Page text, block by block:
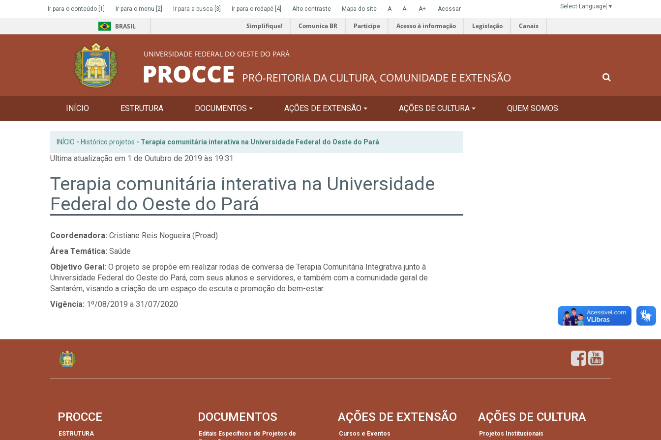
Ir para o conteúdo [1] Ir para o menu [2] Ir para a busca [3] Ir para o rodapé [4] Alto contraste Mapa do site A A- A+ Acessar Select Language ▼
BRASIL Simplifique! Comunica BR Participe Acesso à informação Legislação Canais
UNIVERSIDADE FEDERAL DO OESTE DO PARÁ
PROCCE PRÓ-REITORIA DA CULTURA, COMUNIDADE E EXTENSÃO
INÍCIO ESTRUTURA DOCUMENTOS AÇÕES DE EXTENSÃO AÇÕES DE CULTURA QUEM SOMOS
INÍCIO - Histórico projetos - Terapia comunitária interativa na Universidade Federal do Oeste do Pará
Ultima atualização em 1 de Outubro de 2019 às 19:31
Terapia comunitária interativa na Universidade
Federal do Oeste do Pará
Coordenadora: Cristiane Reis Nogueira (Proad)
Área Temática: Saúde
Objetivo Geral: O projeto se propõe em realizar rodas de conversa de Terapia Comunitária Integrativa junto à
Universidade Federal do Oeste do Pará, com seus alunos e servidores, e também com a comunidade geral de
Santarém, visando a criação de um espaço de escuta e promoção do bem-estar.
Vigência: 1º/08/2019 a 31/07/2020
PROCCE
ESTRUTURA
DOCUMENTOS
Editais Específicos de Projetos de
AÇÕES DE EXTENSÃO
Cursos e Eventos
AÇÕES DE CULTURA
Projetos Institucionais